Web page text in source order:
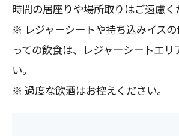
時間の居座りや場所取りはご遠慮く
※ レジャーシートや持ち込みイス
っての飲食は、レジャーシートエリ
い。
※ 過度な飲酒はお控えください。